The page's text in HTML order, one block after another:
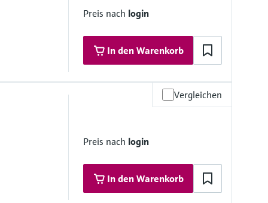
Preis nach login
In den Warenkorb
Vergleichen
Preis nach login
In den Warenkorb